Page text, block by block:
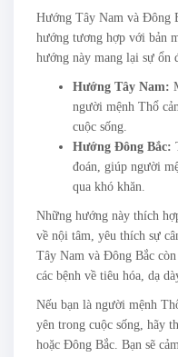
Hướng Tây Nam và Đông
hướng tương hợp với bản
hướng này mang lại sự ổn
Hướng Tây Nam:
người mệnh Thổ
cuộc sống.
Hướng Đông Bắc:
đoán, giúp người
qua khó khăn.
Những hướng này thích
về nội tâm, yêu thích sự
Tây Nam và Đông Bắc
các bệnh về tiêu hóa, dạ
Nếu bạn là người mệnh
yên trong cuộc sống, hãy
hoặc Đông Bắc. Bạn sẽ